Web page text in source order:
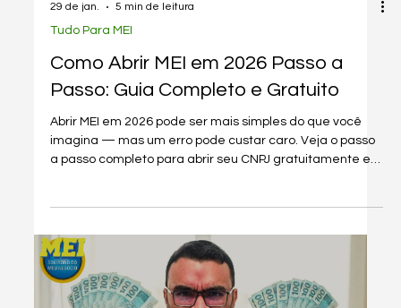
Tudo Para MEI
Como Abrir MEI em 2026 Passo a
imagina — mas um erro pode custar caro. Veja o passo
a passo completo para abrir seu CNPJ gratuitamente e
sem cair em golpes.